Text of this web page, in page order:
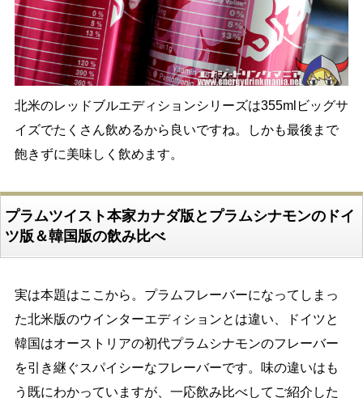
北米のレッドブルエディションシリーズは355mlビッグサ
イズでたくさん飲めるから良いですね。しかも最後まで
飽きずに美味しく飲めます。
プラムツイスト本家カナダ版とプラムシナモンのドイ
ツ版＆韓国版の飲み比べ
実は本題はここから。プラムフレーバーになってしまっ
た北米版のウインターエディションとは違い、ドイツと
韓国はオーストリアの初代プラムシナモンのフレーバー
を引き継ぐスパイシーなフレーバーです。味の違いはも
う既にわかっていますが、一応飲み比べしてご紹介した